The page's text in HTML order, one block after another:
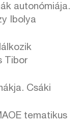
autonómiája.
Ibolya
Tibor
Csáki
tematikus